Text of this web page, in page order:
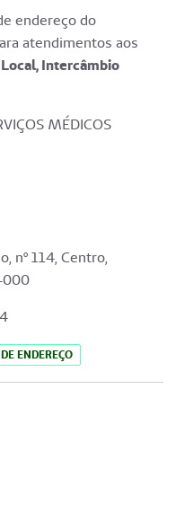
endereço do
atendimentos aos
Intercâmbio
MÉDICOS
nº 114, Centro,
000
ENDEREÇO